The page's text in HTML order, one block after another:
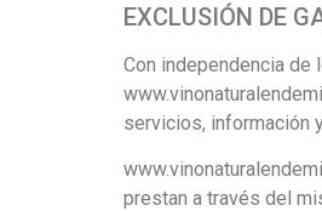
EXCLUSIÓN DE
Con independencia de
servicios, información
prestan a través del